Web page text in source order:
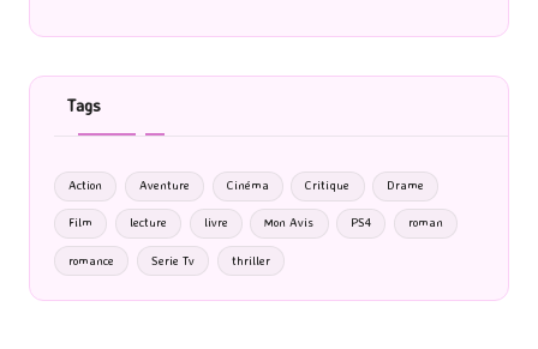
Tags
Action Aventure Cinéma Critique Drame
Film lecture livre Mon Avis PS4 roman
romance Serie Tv thriller